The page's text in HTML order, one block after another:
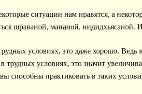
ситуации нам нравятся, а
шраваной, мананой, нидидхьясаной.
условиях, это даже хорошо. Ведь
трудных условиях, это значит
способны практиковать в таких